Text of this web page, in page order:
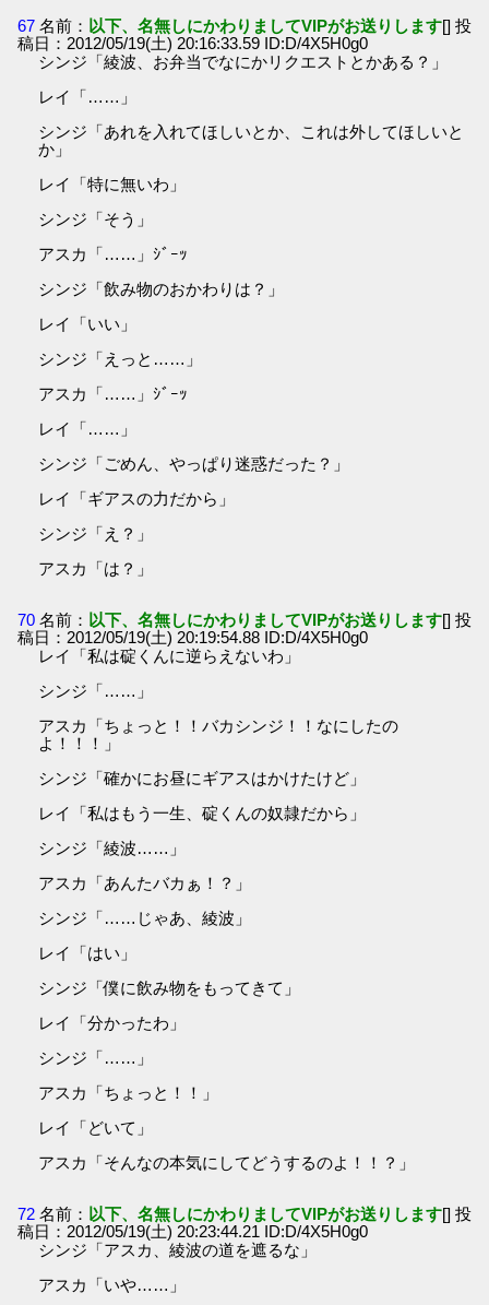
67 名前： 以下、名無しにかわりましてVIPがお送りします[] 投
稿日：2012/05/19(土) 20:16:33.59 ID:D/4X5H0g0
シンジ「綾波、お弁当でなにかリクエストとかある？」
レイ「……」
シンジ「あれを入れてほしいとか、これは外してほしいと
か」
レイ「特に無いわ」
シンジ「そう」
アスカ「……」ｼﾞｰｯ
シンジ「飲み物のおかわりは？」
レイ「いい」
シンジ「えっと……」
アスカ「……」ｼﾞｰｯ
レイ「……」
シンジ「ごめん、やっぱり迷惑だった？」
レイ「ギアスの力だから」
シンジ「え？」
アスカ「は？」
70 名前： 以下、名無しにかわりましてVIPがお送りします[] 投
稿日：2012/05/19(土) 20:19:54.88 ID:D/4X5H0g0
レイ「私は碇くんに逆らえないわ」
シンジ「……」
アスカ「ちょっと！！バカシンジ！！なにしたの
よ！！！」
シンジ「確かにお昼にギアスはかけたけど」
レイ「私はもう一生、碇くんの奴隷だから」
シンジ「綾波……」
アスカ「あんたバカぁ！？」
シンジ「……じゃあ、綾波」
レイ「はい」
シンジ「僕に飲み物をもってきて」
レイ「分かったわ」
シンジ「……」
アスカ「ちょっと！！」
レイ「どいて」
アスカ「そんなの本気にしてどうするのよ！！？」
72 名前： 以下、名無しにかわりましてVIPがお送りします[] 投
稿日：2012/05/19(土) 20:23:44.21 ID:D/4X5H0g0
シンジ「アスカ、綾波の道を遮るな」
アスカ「いや……」